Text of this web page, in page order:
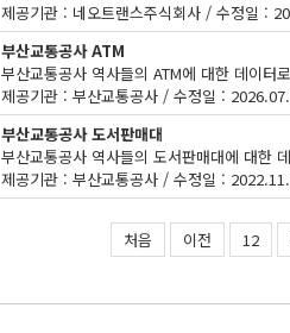
제공기관 : 네오트랜스주식회사 / 수정일 :
부산교통공사 ATM
제공기관 : 부산교통공사 / 수정일 :
부산교통공사 도서판매대
제공기관 : 부산교통공사 / 수정일 :
처음 이전 12